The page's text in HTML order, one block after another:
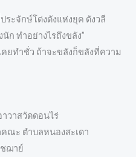
ระจักษ์โด่งดังแห่งยุค ดังวลี
ก ทำอย่างไรถึงขลัง”
ยทำชั่ว ถ้าจะขลังก็ขลังที่ความ
วาสวัดดอนไร่
ณะ ตำบลหนองสะเดา
ฌาย์